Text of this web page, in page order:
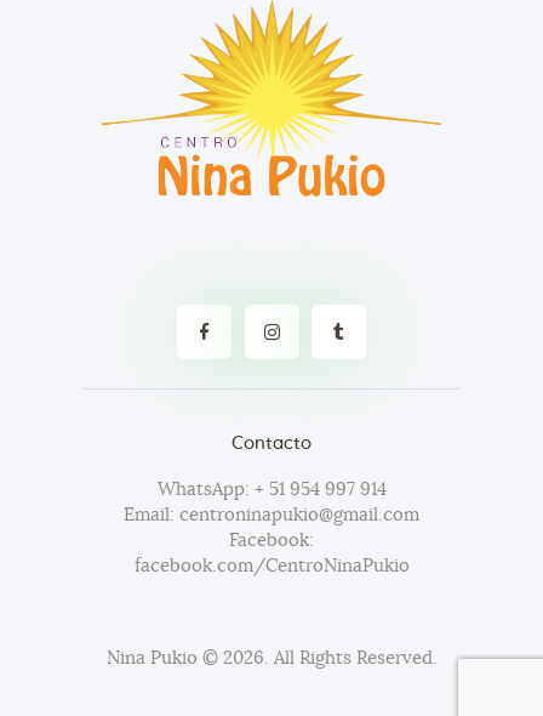
Contacto
WhatsApp: + 51 954 997 914
Email: centroninapukio@gmail.com
Facebook:
facebook.com/CentroNinaPukio
Nina Pukio © 2026. All Rights Reserved.